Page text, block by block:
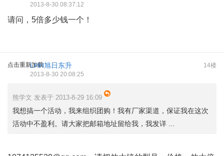
2013-8-30 08:37:12
请问，5倍多少钱一个！
点击重新加载 14楼
LHH旭日东升
2013-8-30 20:08:25
熊学文 发表于 2013-8-29 16:09
我想搞一个活动，我来组织团购！我有厂家渠道，保证我在这次
活动中不盈利。请大家把邮箱地址留给我，我发详 ...